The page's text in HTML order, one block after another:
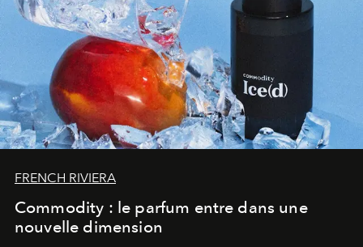
FRENCH RIVIERA
Commodity : le parfum entre dans une
nouvelle dimension